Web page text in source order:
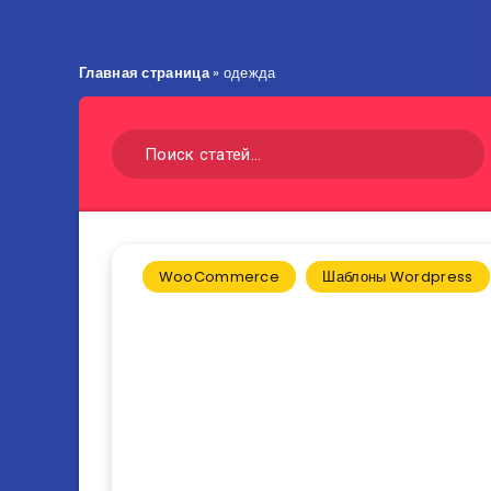
Главная страница» одежда
WooCommerce Шаблоны Wordpress